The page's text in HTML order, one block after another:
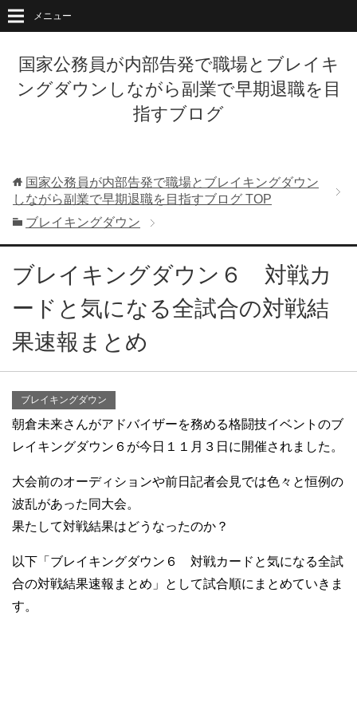
国家公務員が内部告発で職場とブレイキ
ングダウンしながら副業で早期退職を目
指すブログ
メニュー
国家公務員が内部告発で職場とブレイキングダウン
しながら副業で早期退職を目指すブログ TOP
ブレイキングダウン
ブレイキングダウン６ 対戦カ
ードと気になる全試合の対戦結
果速報まとめ
ブレイキングダウン
朝倉未来さんがアドバイザーを務める格闘技イベントのブ
レイキングダウン６が今日１１月３日に開催されました。
大会前のオーディションや前日記者会見では色々と恒例の
波乱があった同大会。
果たして対戦結果はどうなったのか？
以下「ブレイキングダウン６ 対戦カードと気になる全試
合の対戦結果速報まとめ」として試合順にまとめていきま
す。